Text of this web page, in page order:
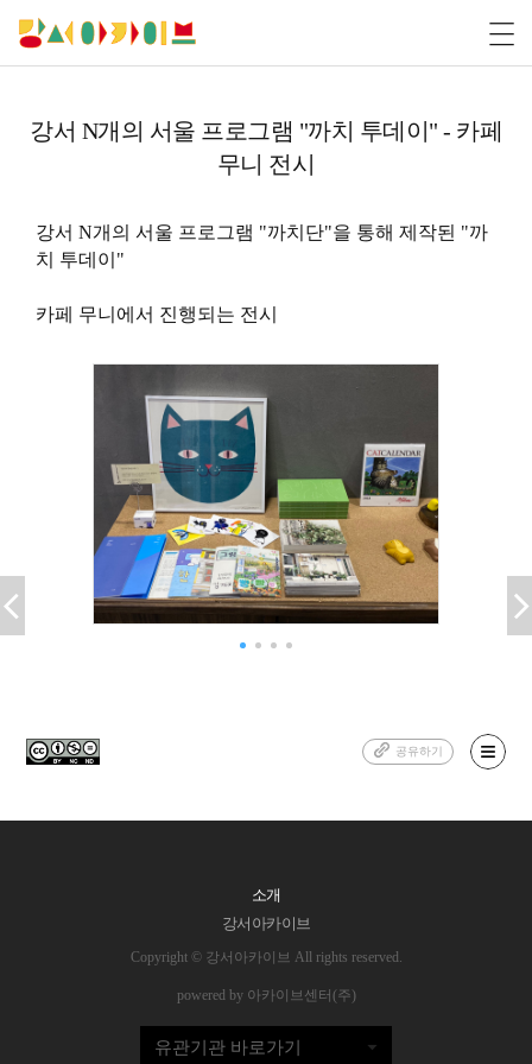
강서 N개의 서울 프로그램 "까치 투데이" - 카페
무니 전시
강서 N개의 서울 프로그램 "까치단"을 통해 제작된 "까
치 투데이"
카페 무니에서 진행되는 전시
공유하기
소개
강서아카이브
Copyright © 강서아카이브 All rights reserved.
powered by 아카이브센터(주)
유관기관 바로가기